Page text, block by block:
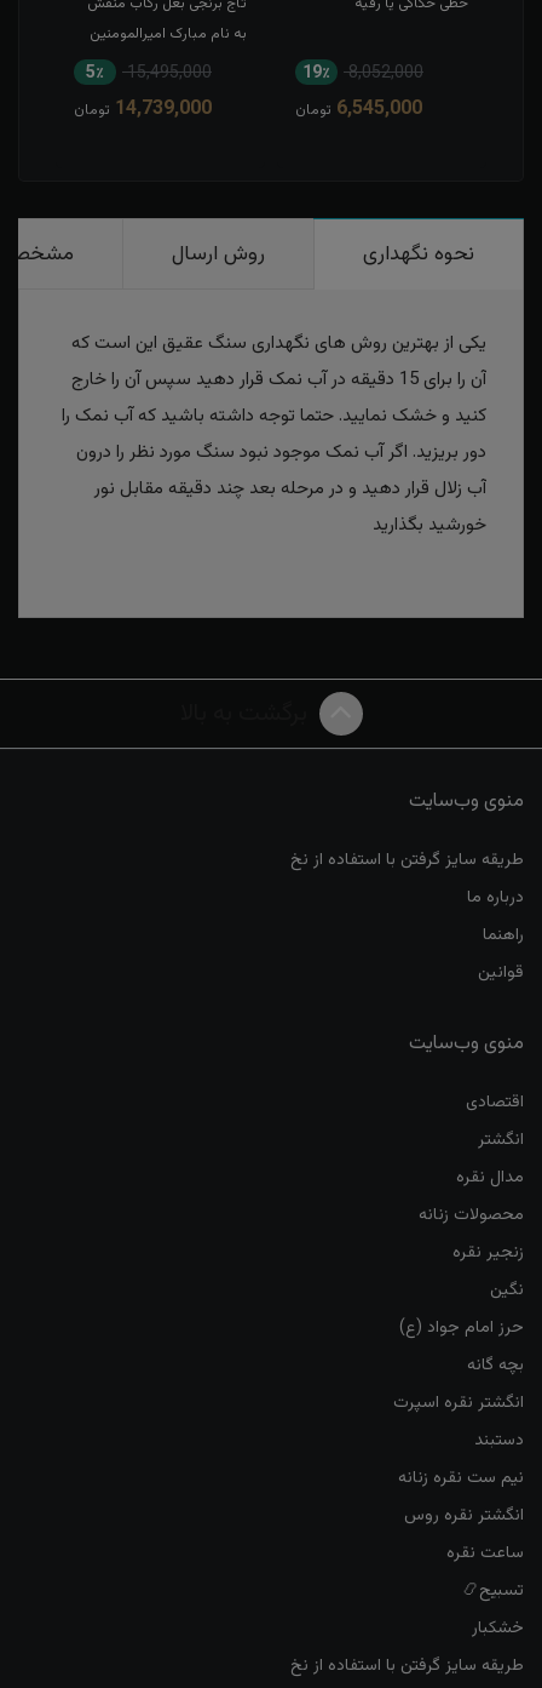
8,052,000 19٪
6,545,000 تومان
به نام مبارک امیرالمومنین
15,495,000 5٪
14,739,000 تومان
نحوه نگهداری روش ارسال
یکی از بهترین روش های نگهداری سنگ عقیق این است که
آن را برای 15 دقیقه در آب نمک قرار دهید سپس آن را خارج
کنید و خشک نمایید. حتما توجه داشته باشید که آب نمک را
دور بریزید. اگر آب نمک موجود نبود سنگ مورد نظر را درون
آب زلال قرار دهید و در مرحله بعد چند دقیقه مقابل نور
خورشید بگذارید
منوی وب‌سایت
طریقه سایز گرفتن با استفاده از نخ
درباره ما
راهنما
قوانین
منوی وب‌سایت
اقتصادی
انگشتر
مدال نقره
محصولات زنانه
زنجیر نقره
نگین
حرز امام جواد (ع)
بچه گانه
انگشتر نقره اسپرت
دستبند
نیم ست نقره زنانه
انگشتر نقره روس
ساعت نقره
تسبیح📿
خشکبار
طریقه سایز گرفتن با استفاده از نخ